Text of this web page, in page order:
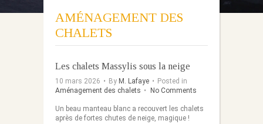
AMÉNAGEMENT DES
CHALETS
Les chalets Massylis sous la neige
10 mars 2026 • By M. Lafaye • Posted in
Aménagement des chalets • No Comments
Un beau manteau blanc a recouvert les chalets
après de fortes chutes de neige, magique !